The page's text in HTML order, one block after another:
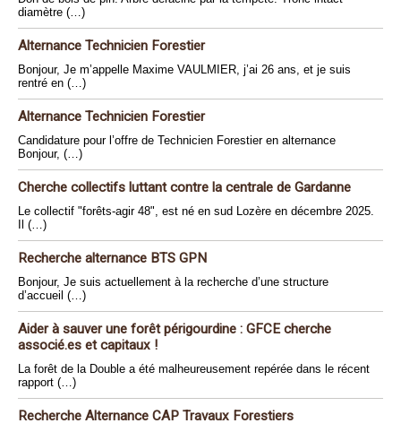
diamètre (…)
Alternance Technicien Forestier
Bonjour, Je m’appelle Maxime VAULMIER, j’ai 26 ans, et je suis
rentré en (…)
Alternance Technicien Forestier
Candidature pour l’offre de Technicien Forestier en alternance
Bonjour, (…)
Cherche collectifs luttant contre la centrale de Gardanne
Le collectif "forêts-agir 48", est né en sud Lozère en décembre 2025.
Il (…)
Recherche alternance BTS GPN
Bonjour, Je suis actuellement à la recherche d’une structure
d’accueil (…)
Aider à sauver une forêt périgourdine : GFCE cherche
associé.es et capitaux !
La forêt de la Double a été malheureusement repérée dans le récent
rapport (…)
Recherche Alternance CAP Travaux Forestiers